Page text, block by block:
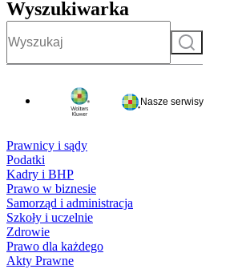
Wyszukiwarka
Szukaj
Nasze serwisy
Prawnicy i sądy
Podatki
Kadry i BHP
Prawo w biznesie
Samorząd i administracja
Szkoły i uczelnie
Zdrowie
Prawo dla każdego
Akty Prawne